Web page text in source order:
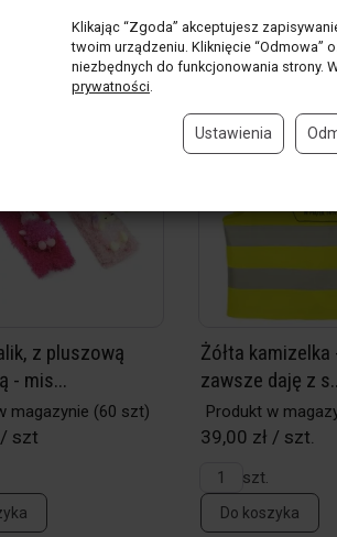
produkty
z pluszową
- mis...
magazynie (60 szt)
/ szt
Żółta kamizelka
zawsze daję z
Produkt w
39,00 zł / szt.
szt.
Do koszyka
Klikając “Zgoda” akceptujesz
twoim urządzeniu. Kliknięcie “Odmowa”
niezbędnych do funkcjonowania strony.
prywatności.
Ustawienia